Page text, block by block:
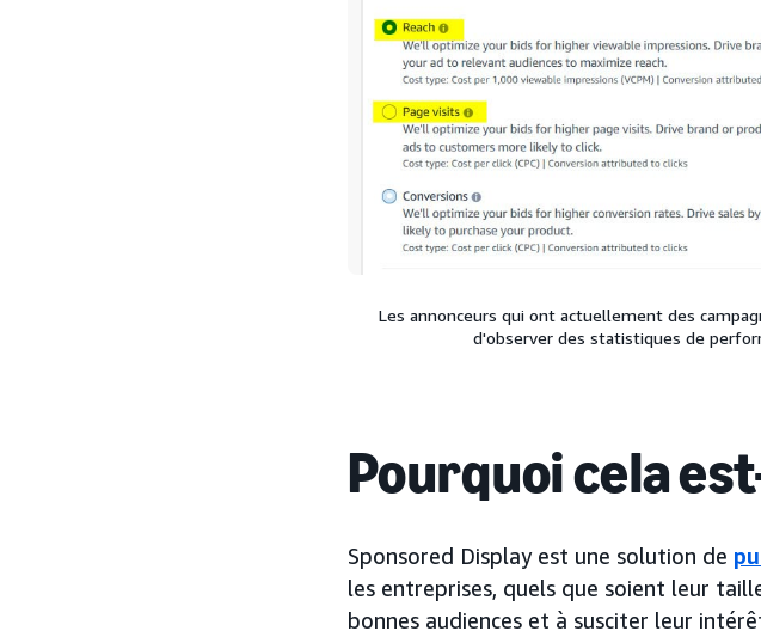
Les annonceurs qui ont actuellement des
d'observer des statistiques de
Pourquoi cela
Sponsored Display est une solution de
les entreprises, quels que soient leur
bonnes audiences et à susciter leur